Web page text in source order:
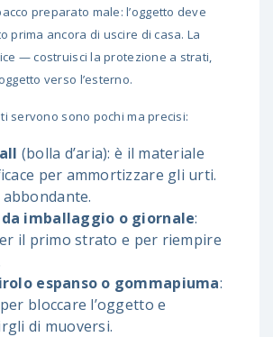
preparato male: l’oggetto deve
prima ancora di uscire di casa. La
— costruisci la protezione a strati,
verso l’esterno.
servono sono pochi ma precisi:
(bolla d’aria): è il materiale
per ammortizzare gli urti.
abbondante.
imballaggio o giornale:
il primo strato e per riempire
espanso o gommapiuma:
bloccare l’oggetto e
di muoversi.